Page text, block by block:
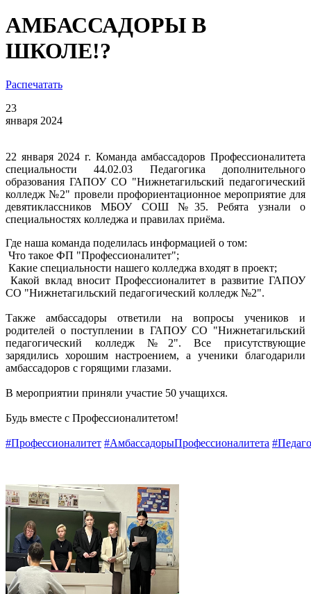
АМБАССАДОРЫ В
ШКОЛЕ!?
Распечатать
23
января 2024
22 января 2024 г. Команда амбассадоров Профессионалитета
специальности 44.02.03 Педагогика дополнительного
образования ГАПОУ СО "Нижнетагильский педагогический
колледж №2" провели профориентационное мероприятие для
девятиклассников МБОУ СОШ №35. Ребята узнали о
специальностях колледжа и правилах приёма.
Где наша команда поделилась информацией о том:
Что такое ФП "Профессионалитет";
Какие специальности нашего колледжа входят в проект;
Какой вклад вносит Профессионалитет в развитие ГАПОУ
СО "Нижнетагильский педагогический колледж №2".
Также амбассадоры ответили на вопросы учеников и
родителей о поступлении в ГАПОУ СО "Нижнетагильский
педагогический колледж №2". Все присутствующие
зарядились хорошим настроением, а ученики благодарили
амбассадоров с горящими глазами.
В мероприятии приняли участие 50 учащихся.
Будь вместе с Профессионалитетом!
#Профессионалитет #АмбассадорыПрофессионалитета